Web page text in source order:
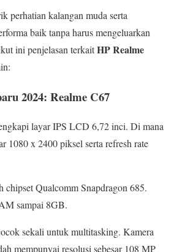
perhatian kalangan muda serta
baik tanpa harus mengeluarkan
ini penjelasan terkaitHP Realme
2024: Realme C67
layar IPS LCD 6,72 inci. Di mana
1080 x 2400 piksel serta refresh rate
chipset Qualcomm Snapdragon 685.
sampai 8GB.
sekali untuk multitasking. Kamera
mempunyai resolusi sebesar 108 MP